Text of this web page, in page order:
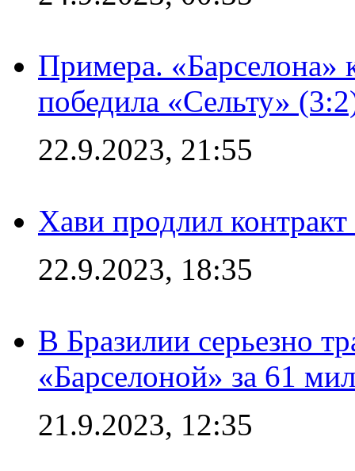
Примера. «Барселона»
победила «Сельту»
22.9.2023, 21:55
Хави продлил
22.9.2023, 18:35
В Бразилии серьезно
«Барселоной» за 61
21.9.2023, 12:35